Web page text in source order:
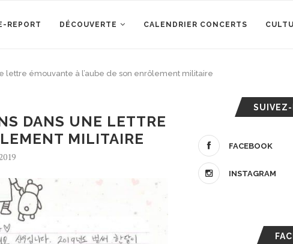
REPORT DÉCOUVERTE CALENDRIER CONCERTS
lettre émouvante à l’aube de son enrôlement militaire
DANS UNE LETTRE
MILITAIRE
FACEBOOK
INSTAGRAM